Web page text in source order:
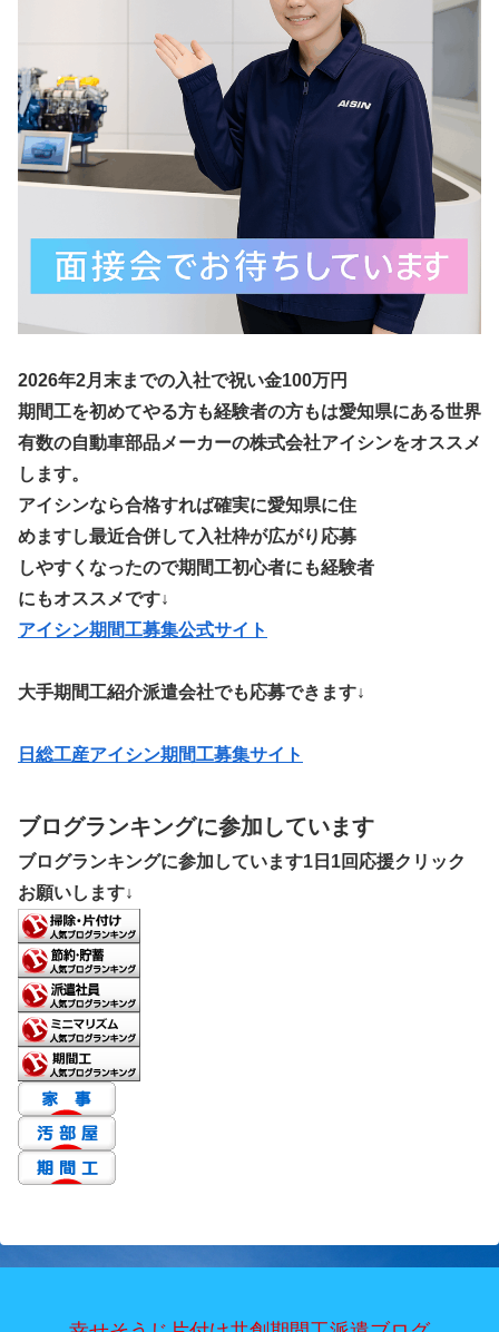
2026年2月末までの入社で祝い金100万円
期間工を初めてやる方も経験者の方もは愛知県にある世界
有数の自動車部品メーカーの株式会社アイシンをオススメ
します。
アイシンなら合格すれば確実に愛知県に住
めますし最近合併して入社枠が広がり応募
しやすくなったので期間工初心者にも経験者
にもオススメです↓
アイシン期間工募集公式サイト
大手期間工紹介派遣会社でも応募できます↓
日総工産アイシン期間工募集サイト
ブログランキングに参加しています
ブログランキングに参加しています1日1回応援クリック
お願いします↓